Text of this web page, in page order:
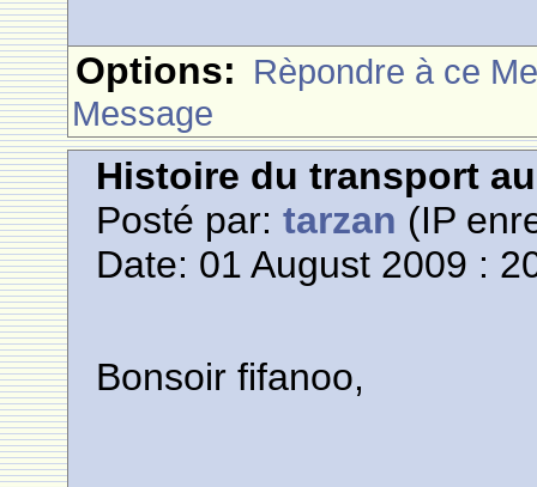
Options: Rèpondre à ce
Message
Histoire du transport
Posté par:tarzan (IP
Date: 01 August 2009 :
Bonsoir fifanoo,